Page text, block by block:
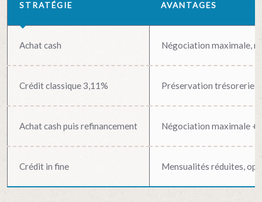
STRATÉGIE AVANTAGES
Achat cash Négociation maximale,
Crédit classique 3,11% Préservation trésorerie,
Achat cash puis refinancement Négociation maximale
Crédit in fine Mensualités réduites,